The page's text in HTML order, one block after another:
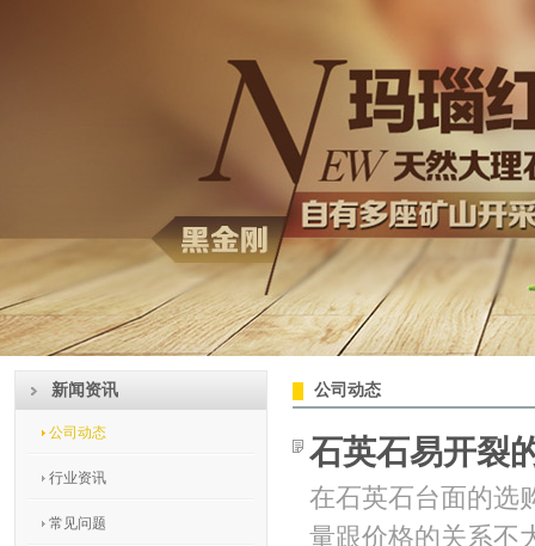
新闻资讯
公司动态
行业资讯
常见问题
公司动态
石英石易开裂
在石英石台面的选
量跟价格的关系不